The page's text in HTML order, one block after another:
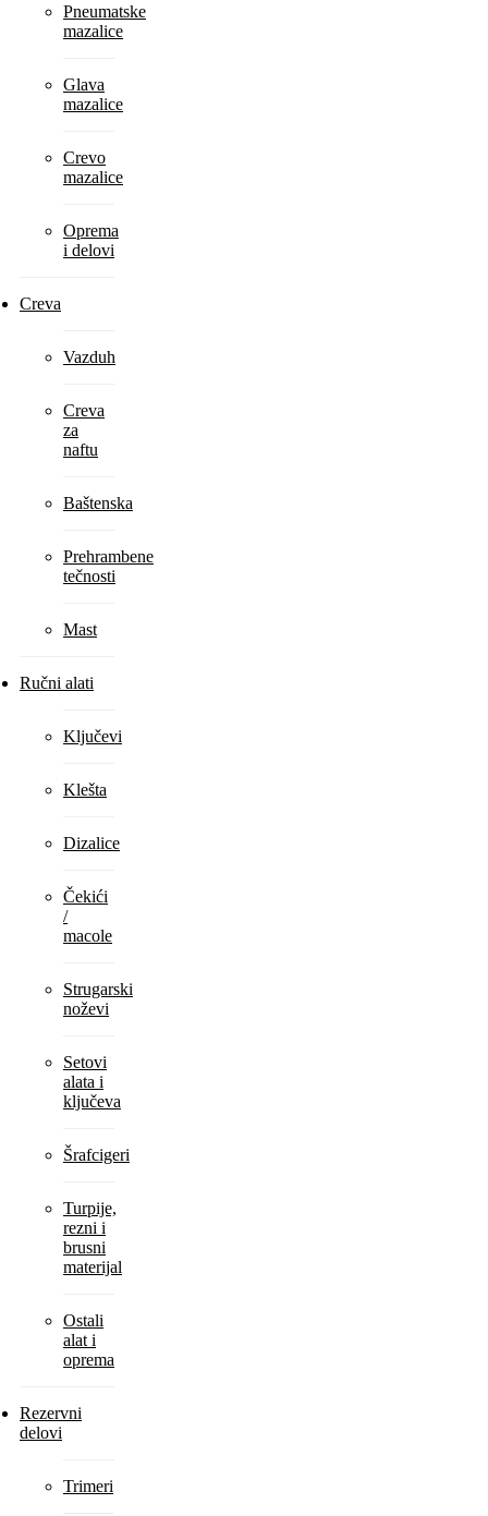
Pneumatske
mazalice
Glava
mazalice
Crevo
mazalice
Oprema
i delovi
Creva
Vazduh
Creva
za
naftu
Baštenska
Prehrambene
tečnosti
Mast
Ručni alati
Ključevi
Klešta
Dizalice
Čekići
/
macole
Strugarski
noževi
Setovi
alata i
ključeva
Šrafcigeri
Turpije,
rezni i
brusni
materijal
Ostali
alat i
oprema
Rezervni
delovi
Trimeri